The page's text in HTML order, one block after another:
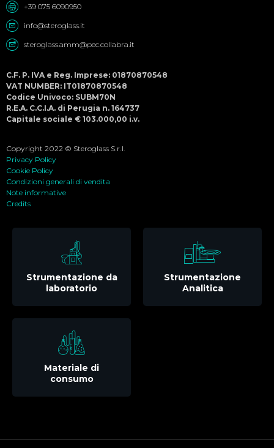
+39 075 6090950
info@steroglass.it
steroglass.amm@pec.collabra.it
C.F. P. IVA e Reg. Imprese: 01870870548
VAT NUMBER: IT01870870548
Codice Univoco: SUBM70N
R.E.A. C.C.I.A. di Perugia n. 164737
Capitale sociale € 103.000,00 i.v.
Copyright 2022 © Steroglass S.r.l.
Privacy Policy
Cookie Policy
Condizioni generali di vendita
Note informative
Credits
Strumentazione da
laboratorio
Strumentazione
Analitica
Materiale di
consumo